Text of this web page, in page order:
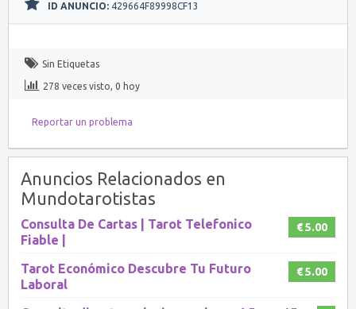
ID ANUNCIO: 429664F89998CF13
Sin Etiquetas
278 veces visto, 0 hoy
Reportar un problema
Anuncios Relacionados en
Mundotarotistas
€ 5.00
Consulta De Cartas | Tarot Telefonico
Fiable |
€ 5.00
Tarot Económico Descubre Tu Futuro
Laboral